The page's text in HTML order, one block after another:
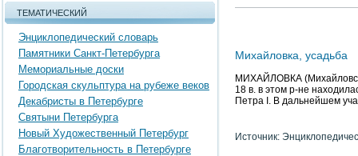
ТЕМАТИЧЕСКИЙ
Энциклопедический словарь
Памятники Санкт-Петербурга
Мемориальные доски
Городская скульптура на рубеже веков
Декабристы в Петербурге
Святыни Петербурга
Новый Художественный Петербург
Благотворительность в Петербурге
Михайловка, усадьба
МИХАЙЛОВКА
18 в. в этом р-не
Петра I. В дальнейшем
Источник: